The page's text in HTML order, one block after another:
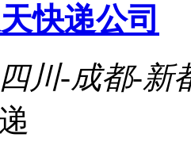
快递公司
川-成都-新